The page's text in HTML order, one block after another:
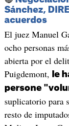
Sánchez,
acuerdos
El juez Manuel
ocho personas
abierta por el
Puigdemont,
le
persone
suplicatorio para
resto de